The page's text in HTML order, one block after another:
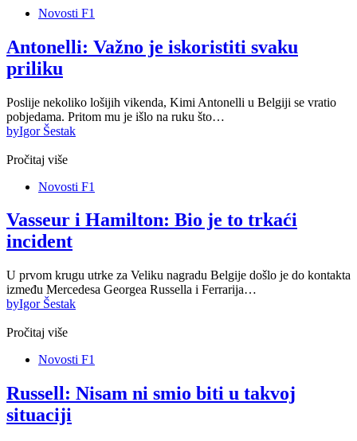
Novosti F1
Antonelli: Važno je iskoristiti svaku
priliku
Poslije nekoliko lošijih vikenda, Kimi Antonelli u Belgiji se vratio
pobjedama. Pritom mu je išlo na ruku što…
byIgor Šestak
Pročitaj više
Novosti F1
Vasseur i Hamilton: Bio je to trkaći
incident
U prvom krugu utrke za Veliku nagradu Belgije došlo je do kontakta
između Mercedesa Georgea Russella i Ferrarija…
byIgor Šestak
Pročitaj više
Novosti F1
Russell: Nisam ni smio biti u takvoj
situaciji